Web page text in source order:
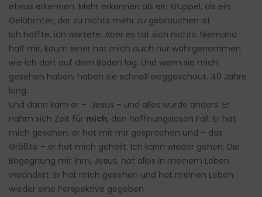
etwas erkennen. Mehr erkennen als ein Krüppel, als ein
Gelähmter, der zu nichts mehr zu gebrauchen ist
Ich hoffte, ich wartete. Aber es tat sich nichts. Niemand
half mir, kaum einer hat mich auch nur wahrgenommen
wie ich dort auf dem Boden lag. Und wenn sie mich
gesehen haben, haben sie schnell weggeschaut. 40 Jahre
lang.
Und dann kam er – Jesus – und alles wurde anders. Er
nahm sich Zeit für mich, den hoffnungslosen Fall. Er hat
mich gesehen, er hat mit mir gesprochen und – das
Größte – er hat mich geheilt. Ich kann wieder gehen. Die
Begegnung mit ihm, Jesus, hat alles in meinem Leben
verändert. Er hat mich gesehen und hat meinen Leben
wieder eine Perspektive gegeben.